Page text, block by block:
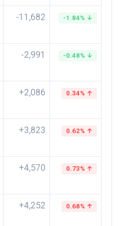
-11,682 -1.84% ↓
-2,991 -0.48% ↓
+2,086 0.34% ↑
+3,823 0.62% ↑
+4,570 0.73% ↑
+4,252 0.68% ↑